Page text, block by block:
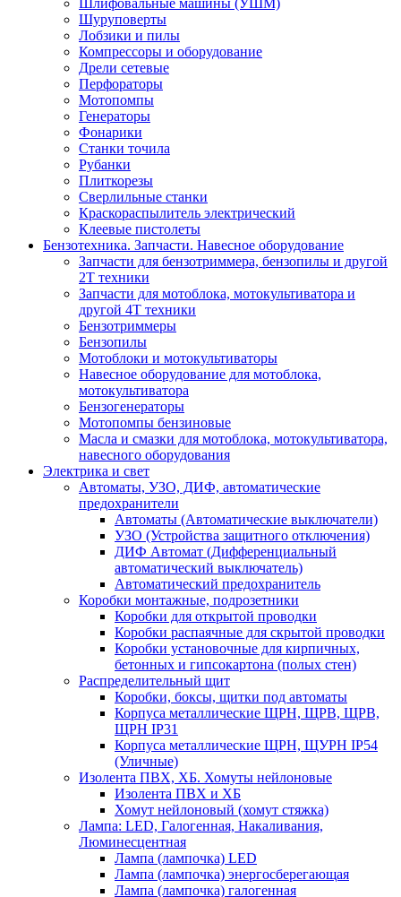
Шлифовальные машины (УШМ)
Шуруповерты
Лобзики и пилы
Компрессоры и оборудование
Дрели сетевые
Перфораторы
Мотопомпы
Генераторы
Фонарики
Станки точила
Рубанки
Плиткорезы
Сверлильные станки
Краскораспылитель электрический
Клеевые пистолеты
Бензотехника. Запчасти. Навесное оборудование
Запчасти для бензотриммера, бензопилы и другой
2Т техники
Запчасти для мотоблока, мотокультиватора и
другой 4Т техники
Бензотриммеры
Бензопилы
Мотоблоки и мотокультиваторы
Навесное оборудование для мотоблока,
мотокультиватора
Бензогенераторы
Мотопомпы бензиновые
Масла и смазки для мотоблока, мотокультиватора,
навесного оборудования
Электрика и свет
Автоматы, УЗО, ДИФ, автоматические
предохранители
Автоматы (Автоматические выключатели)
УЗО (Устройства защитного отключения)
ДИФ Автомат (Дифференциальный
автоматический выключатель)
Автоматический предохранитель
Коробки монтажные, подрозетники
Коробки для открытой проводки
Коробки распаячные для скрытой проводки
Коробки установочные для кирпичных,
бетонных и гипсокартона (полых стен)
Распределительный щит
Коробки, боксы, щитки под автоматы
Корпуса металлические ЩРН, ЩРВ, ЩРВ,
ЩРН IP31
Корпуса металлические ЩРН, ЩУРН IP54
(Уличные)
Изолента ПВХ, ХБ. Хомуты нейлоновые
Изолента ПВХ и ХБ
Хомут нейлоновый (хомут стяжка)
Лампа: LED, Галогенная, Накаливания,
Люминесцентная
Лампа (лампочка) LED
Лампа (лампочка) энергосберегающая
Лампа (лампочка) галогенная